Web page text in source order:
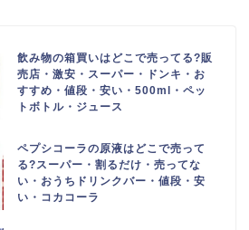
飲み物の箱買いはどこで売ってる?販
売店・激安・スーパー・ドンキ・お
すすめ・値段・安い・500ml・ペッ
トボトル・ジュース
ペプシコーラの原液はどこで売って
る?スーパー・割るだけ・売ってな
い・おうちドリンクバー・値段・安
い・コカコーラ